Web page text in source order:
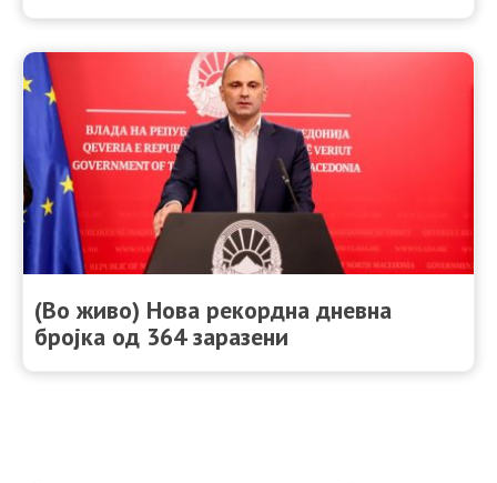
(Во живо) Нова рекордна дневна
бројка од 364 заразени